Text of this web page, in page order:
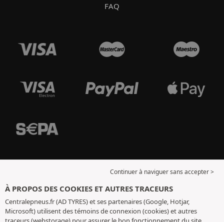
FAQ
Continuer à naviguer sans accepter >
À PROPOS DES COOKIES ET AUTRES TRACEURS
Centralepneus.fr (AD TYRES) et ses partenaires (Google, Hotjar,
Microsoft) utilisent des témoins de connexion (cookies) et autres